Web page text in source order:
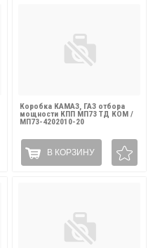
Коробка КАМАЗ, ГАЗ отбора
мощности КПП МП73 ТД КОМ /
МП73-4202010-20
В КОРЗИНУ